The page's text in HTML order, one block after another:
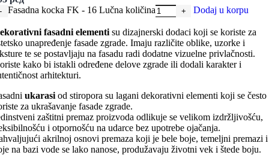
Fasadna kocka FK - 16 Lučna količina
Dodaj u korpu
fasadni elementi su dizajnerski dodaci koji se koriste za
unapređenje fasade zgrade. Imaju različite oblike, uzorke i
te se postavljaju na fasadu radi dodatne vizuelne privlačnosti.
kako bi istakli određene delove zgrade ili dodali karakter i
arhitekturi.
ukarasi od stiropora su lagani dekorativni elementi koji se često
za ukrašavanje fasade zgrade.
zaštitni premaz proizvoda odlikuje se velikom izdržljivošću,
i otpornošću na udarce bez upotrebe ojačanja.
akrilnoj osnovi premaza koji je bele boje, temeljni premazi i
na bazi vode se lako nanose, produžavaju životni vek i štede boju.